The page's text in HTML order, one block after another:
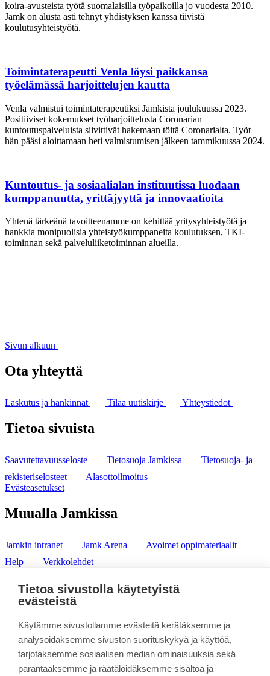
koira-avusteista työtä suomalaisilla työpaikoilla jo vuodesta 2010.
Jamk on alusta asti tehnyt yhdistyksen kanssa tiivistä
koulutusyhteistyötä.
Toimintaterapeutti Venla löysi paikkansa
työelämässä harjoittelujen kautta
Venla valmistui toimintaterapeutiksi Jamkista joulukuussa 2023.
Positiiviset kokemukset työharjoittelusta Coronarian
kuntoutuspalveluista siivittivät hakemaan töitä Coronarialta. Työt
hän pääsi aloittamaan heti valmistumisen jälkeen tammikuussa 2024.
Kuntoutus- ja sosiaalialan instituutissa luodaan
kumppanuutta, yrittäjyyttä ja innovaatioita
Yhtenä tärkeänä tavoitteenamme on kehittää yritysyhteistyötä ja
hankkia monipuolisia yhteistyökumppaneita koulutuksen, TKI-
toiminnan sekä palveluliiketoiminnan alueilla.
Sivun alkuun
Ota yhteyttä
Laskutus ja hankinnat Tilaa uutiskirje Yhteystiedot
Tietoa sivuista
Saavutettavuusseloste Tietosuoja Jamkissa
Tietosuoja- ja
rekisteriselosteet
Alasottoilmoitus
Evästeasetukset
Muualla Jamkissa
Jamkin intranet Jamk Arena
Avoimet oppimateriaalit
Help
Verkkolehdet
puh. +358 20 743 8100
fax. +358 14 449 9694
Tietoa sivustolla käytetyistä
evästeistä
Käytämme sivustollamme evästeitä kerätäksemme ja
analysoidaksemme sivuston suorituskykyä ja käyttöä,
tarjotaksemme sosiaalisen median ominaisuuksia sekä
parantaaksemme ja räätälöidäksemme sisältöä ja